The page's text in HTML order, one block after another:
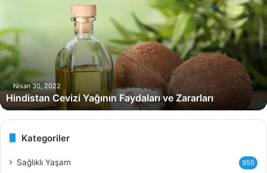
i
s
t
a
e
Nisan 30, 2022
Hindistan Cevizi Yağının Faydaları ve Zararları
Kategoriler
Sağlıklı Yaşam 955